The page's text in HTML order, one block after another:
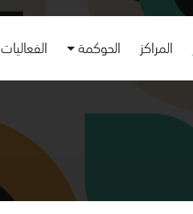
المراكز الحوكمة الفعاليات